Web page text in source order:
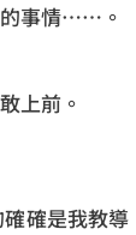
的事情……。
上前。
確是我教導